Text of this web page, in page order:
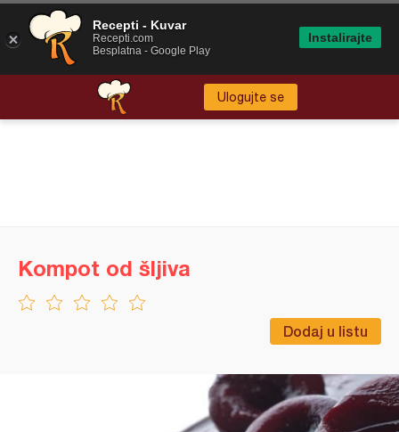
Ulogujte se
Dodaj u listu
Kompot od šljiva
Recepti - Kuvar
Recepti.com
Besplatna - Google Play
Instalirajte